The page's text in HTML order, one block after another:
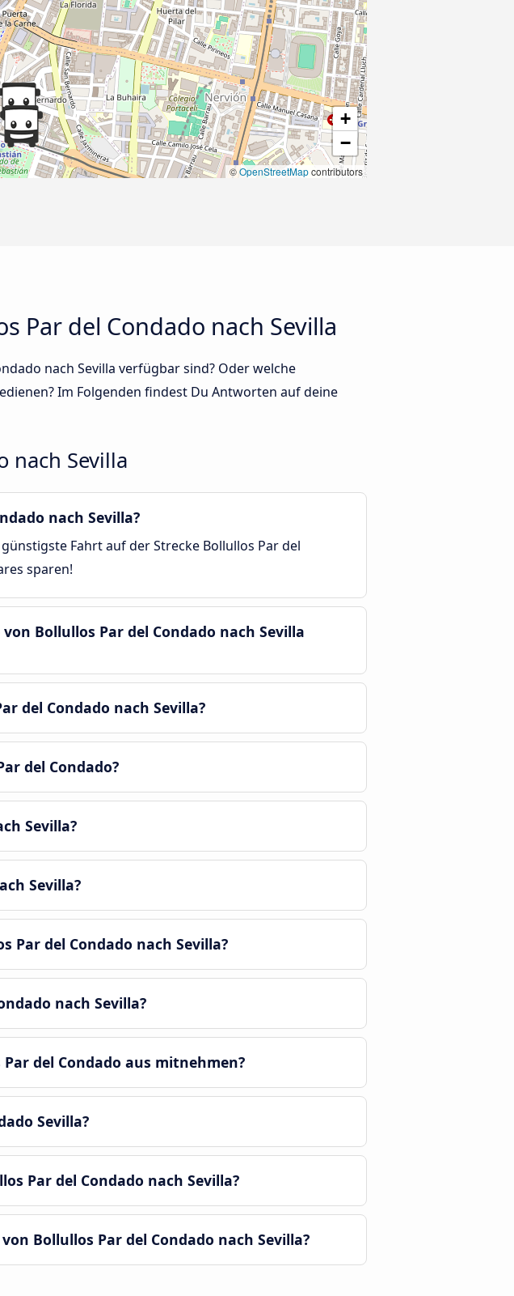
+
−
©OpenStreetMapcontributors
Par del Condado nach Sevilla
nach Sevilla verfügbar sind? Oder welche
Im Folgenden findest Du Antworten auf deine
nach Sevilla
nach Sevilla?
Fahrt auf der Strecke Bollullos Par del
sparen!
Bollullos Par del Condado nach Sevilla
del Condado nach Sevilla?
del Condado?
Sevilla?
Sevilla?
Par del Condado nach Sevilla?
nach Sevilla?
del Condado aus mitnehmen?
Sevilla?
Par del Condado nach Sevilla?
Bollullos Par del Condado nach Sevilla?